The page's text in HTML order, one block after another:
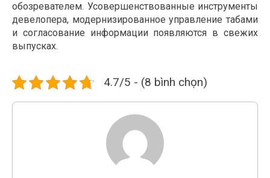
обозревателем. Усовершенствованные инструменты
девелопера, модернизированное управление табами
и согласование информации появляются в свежих
выпусках.
4.7/5 - (8 bình chọn)